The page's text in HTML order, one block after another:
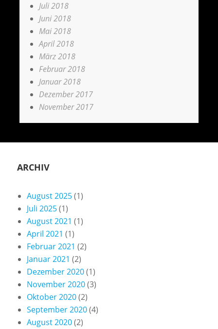
Juli 2018
Juni 2018
Mai 2018
April 2018
März 2018
Februar 2018
Januar 2018
Dezember 2017
November 2017
ARCHIV
August 2025(1)
Juli 2025(1)
August 2021 (1)
April 2021 (1)
Februar 2021 (2)
Januar 2021 (2)
Dezember 2020(1)
November 2020(3)
Oktober 2020(2)
September 2020(4)
August 2020(2)